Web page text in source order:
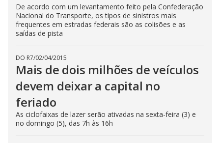
De acordo com um levantamento feito pela Confederação
Nacional do Transporte, os tipos de sinistros mais
frequentes em estradas federais são as colisões e as
saídas de pista
DO R7/02/04/2015
Mais de dois milhões de veículos
devem deixar a capital no
feriado
As ciclofaixas de lazer serão ativadas na sexta-feira (3) e
no domingo (5), das 7h às 16h